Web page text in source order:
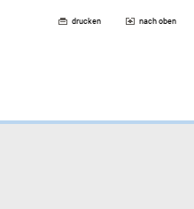
drucken nach oben